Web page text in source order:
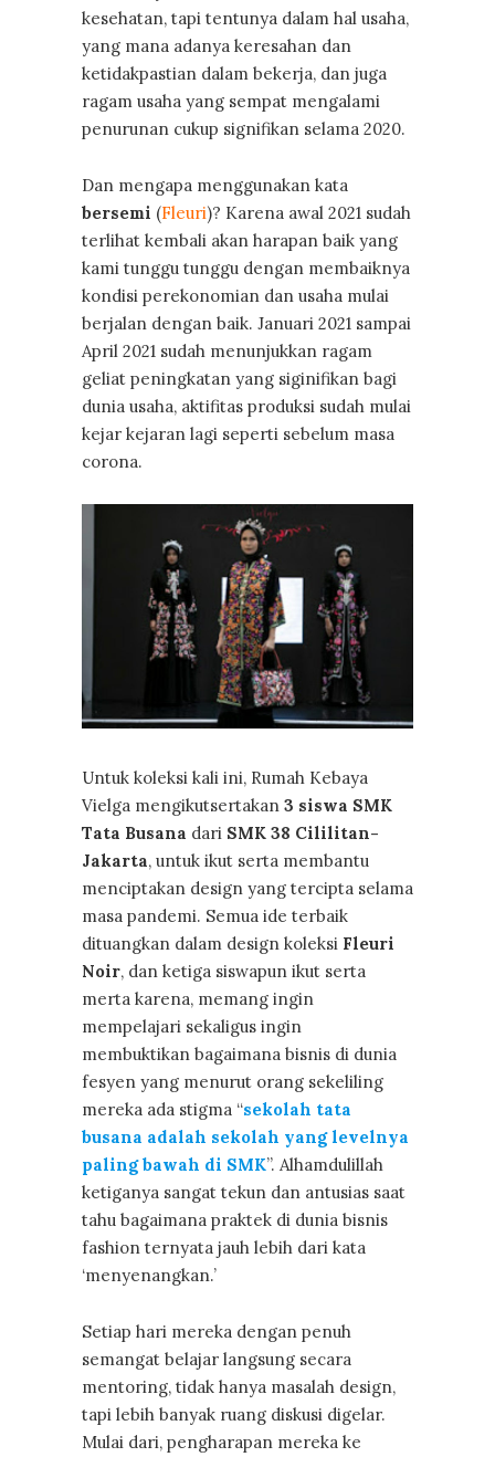
kesehatan, tapi tentunya dalam hal usaha,
yang mana adanya keresahan dan
ketidakpastian dalam bekerja, dan juga
ragam usaha yang sempat mengalami
penurunan cukup signifikan selama 2020.
Dan mengapa menggunakan kata
bersemi (Fleuri)? Karena awal 2021 sudah
terlihat kembali akan harapan baik yang
kami tunggu tunggu dengan membaiknya
kondisi perekonomian dan usaha mulai
berjalan dengan baik. Januari 2021 sampai
April 2021 sudah menunjukkan ragam
geliat peningkatan yang siginifikan bagi
dunia usaha, aktifitas produksi sudah mulai
kejar kejaran lagi seperti sebelum masa
corona.
Untuk koleksi kali ini, Rumah Kebaya
Vielga mengikutsertakan 3 siswa SMK
Tata Busana dari SMK 38 Cililitan-
Jakarta, untuk ikut serta membantu
menciptakan design yang tercipta selama
masa pandemi. Semua ide terbaik
dituangkan dalam design koleksi Fleuri
Noir, dan ketiga siswapun ikut serta
merta karena, memang ingin
mempelajari sekaligus ingin
membuktikan bagaimana bisnis di dunia
fesyen yang menurut orang sekeliling
mereka ada stigma “sekolah tata
busana adalah sekolah yang levelnya
paling bawah di SMK”. Alhamdulillah
ketiganya sangat tekun dan antusias saat
tahu bagaimana praktek di dunia bisnis
fashion ternyata jauh lebih dari kata
‘menyenangkan.’
Setiap hari mereka dengan penuh
semangat belajar langsung secara
mentoring, tidak hanya masalah design,
tapi lebih banyak ruang diskusi digelar.
Mulai dari, pengharapan mereka ke